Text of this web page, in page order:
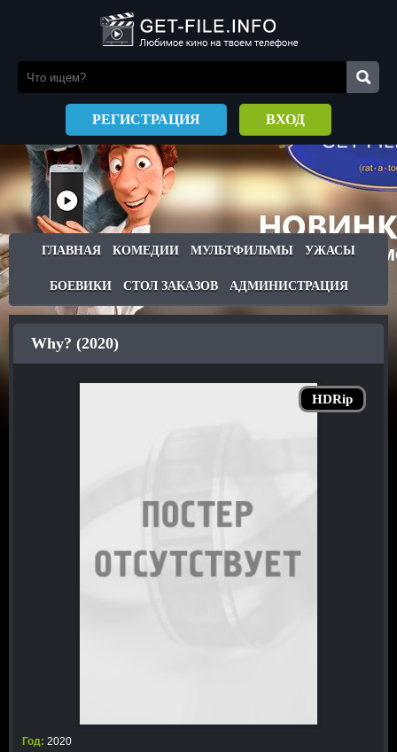
РЕГИСТРАЦИЯ ВХОД
ГЛАВНАЯ КОМЕДИИ МУЛЬТФИЛЬМЫ УЖАСЫ
БОЕВИКИ СТОЛ ЗАКАЗОВ АДМИНИСТРАЦИЯ
HDRip
Why? (2020)
Год: 2020